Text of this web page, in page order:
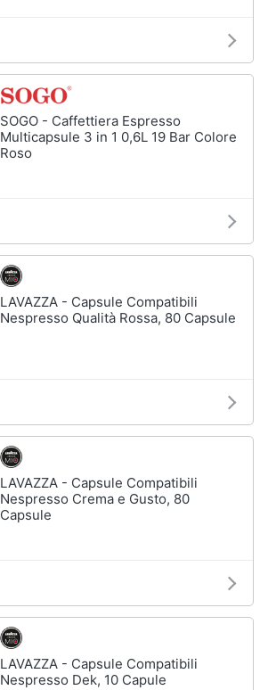
SOGO - Caffettiera Espresso
Multicapsule 3 in 1 0,6L 19 Bar Colore
Roso
LAVAZZA - Capsule Compatibili
Nespresso Qualità Rossa, 80 Capsule
LAVAZZA - Capsule Compatibili
Nespresso Crema e Gusto, 80
Capsule
LAVAZZA - Capsule Compatibili
Nespresso Dek, 10 Capule